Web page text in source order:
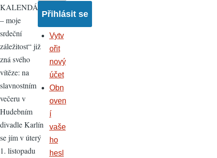
KALENDÁŘ
– moje
srdeční
záležitost“ již
zná svého
vítěze: na
slavnostním
večeru v
Hudebním
divadle Karlín
se jím v úterý
1. listopadu
Vytv
ořit
nový
účet
Obn
oven
í
vaše
ho
hesl